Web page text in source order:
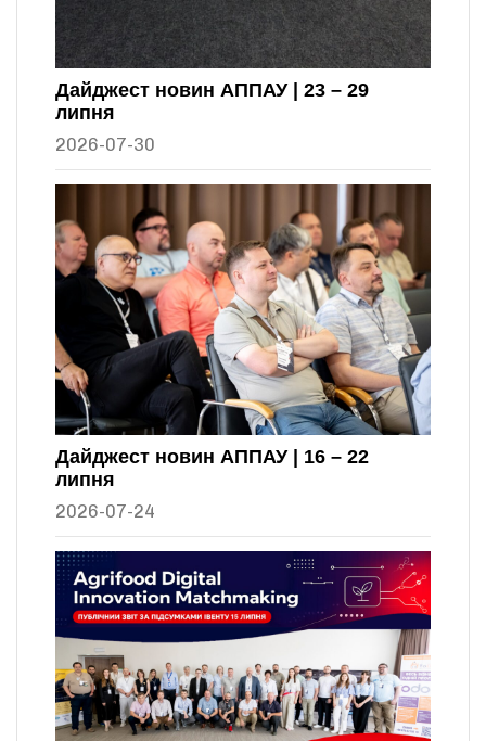
Дайджест новин АППАУ | 23 – 29
липня
2026-07-30
Дайджест новин АППАУ | 16 – 22
липня
2026-07-24